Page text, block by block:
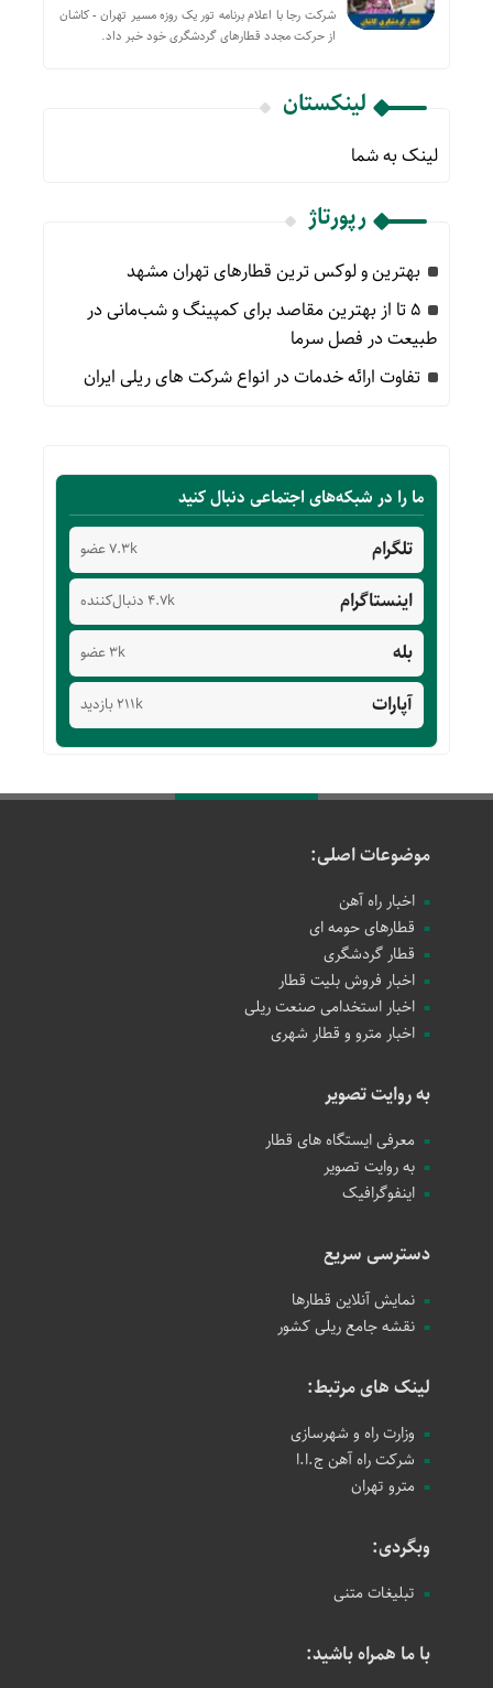
شرکت رجا با اعلام برنامه تور یک روزه مسیر تهران - کاشان
از حركت مجدد قطارهای گردشگری خود خبر داد.
لینکستان
لینک به شما
رپورتاژ
بهترین و لوکس ترین قطارهای تهران مشهد
۵ تا از بهترین مقاصد برای کمپینگ و شب‌مانی در
طبیعت در فصل سرما
تفاوت ارائه خدمات در انواع شرکت های ریلی ایران
ما را در شبکه‌های اجتماعی دنبال کنید
تلگرام 7.3k عضو
اینستاگرام 4.7k دنبال‌کننده
بله 3k عضو
آپارات 211k بازدید
موضوعات اصلی:
اخبار راه آهن
قطارهای حومه ای
قطار گردشگری
اخبار فروش بلیت قطار
اخبار استخدامی صنعت ریلی
اخبار مترو و قطار شهری
به روایت تصویر
معرفی ایستگاه های قطار
به روایت تصویر
اینفوگرافیک
دسترسی سریع
نمایش آنلاین قطارها
نقشه جامع ریلی کشور
لینک های مرتبط:
وزارت راه و شهرسازی
شرکت راه آهن ج.ا.ا
مترو تهران
وبگردی:
تبلیغات متنی
با ما همراه باشید: